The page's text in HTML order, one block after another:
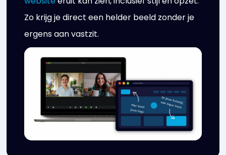
Zo krijg je direct een helder beeld zonder je
ergens aan vastzit.